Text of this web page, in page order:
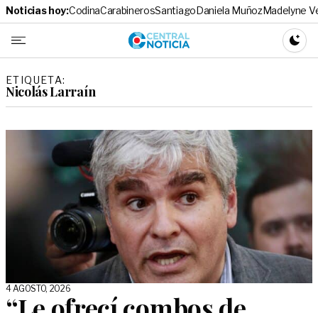
Noticias hoy:CodinaCarabinerosSantiagoDaniela MuñozMadelyne
Central
ETIQUETA:
Nicolás Larraín
4 AGOSTO, 2026